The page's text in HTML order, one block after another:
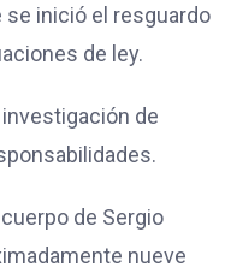
inició el resguardo
de ley.
de
de Sergio
nueve